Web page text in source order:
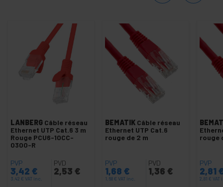
LANBERG Câble réseau
Ethernet UTP Cat.6 3 m
Rouge PCU6-10CC-
0300-R
PVP
3,42 €
3,42 € VAT inc.
PVD
2,53 €
BEMATIK Câble réseau
Ethernet UTP Cat.6
rouge de 2 m
PVP
1,68 €
1,68 € VAT inc.
PVD
1,36 €
rouge
PVP
2,81
2,81 € VAT